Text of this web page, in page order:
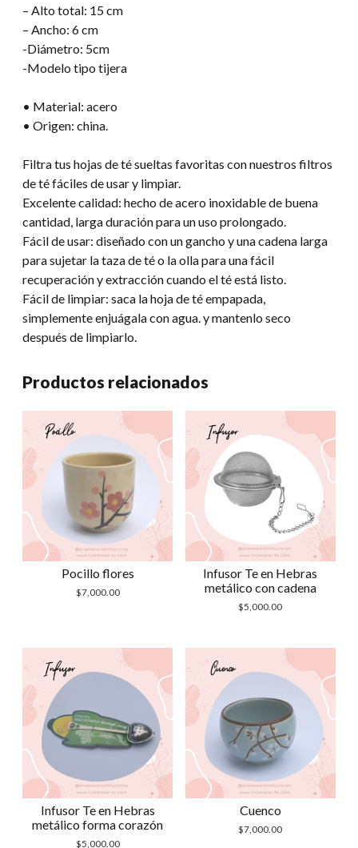
– Alto total: 15 cm
– Ancho: 6 cm
-Diámetro: 5cm
-Modelo tipo tijera
• Material: acero
• Origen: china.
Filtra tus hojas de té sueltas favoritas con nuestros filtros
de té fáciles de usar y limpiar.
Excelente calidad: hecho de acero inoxidable de buena
cantidad, larga duración para un uso prolongado.
Fácil de usar: diseñado con un gancho y una cadena larga
para sujetar la taza de té o la olla para una fácil
recuperación y extracción cuando el té está listo.
Fácil de limpiar: saca la hoja de té empapada,
simplemente enjuágala con agua. y mantenlo seco
después de limpiarlo.
Productos relacionados
Pocillo flores
$7,000.00
Infusor Te en Hebras
metálico con cadena
$5,000.00
Infusor Te en Hebras
metálico forma corazón
$5,000.00
Cuenco
$7,000.00